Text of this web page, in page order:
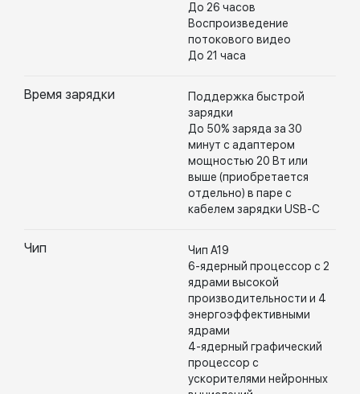
До 26 часов
Воспроизведение
потокового видео
До 21 часа
Время зарядки
Поддержка быстрой
зарядки
До 50% заряда за 30
минут с адаптером
мощностью 20 Вт или
выше (приобретается
отдельно) в паре с
кабелем зарядки USB-C
Чип
Чип A19
6-ядерный процессор с 2
ядрами высокой
производительности и 4
энергоэффективными
ядрами
4-ядерный графический
процессор с
ускорителями нейронных